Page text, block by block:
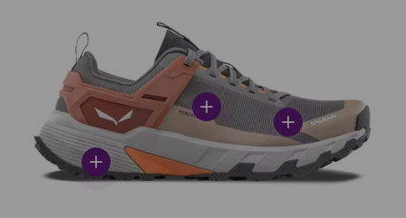
Ver información
Ver información
Ver información